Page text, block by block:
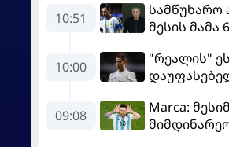
10:51
სამწუხარო
მესის მამა
10:00
"რეალის"
09:08
Marca: